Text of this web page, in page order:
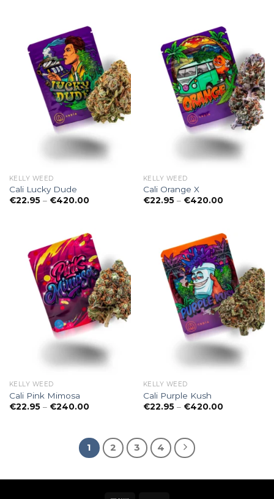
KELLY WEED
Cali Lucky Dude
€22.95 – €420.00Preisspanne:
KELLY WEED
Cali Orange X
€22.95 – €420.00
KELLY WEED
Cali Pink Mimosa
€22.95 – €240.00Preisspanne:
KELLY WEED
Cali Purple Kush
€22.95 – €420.00
1 2 3 4